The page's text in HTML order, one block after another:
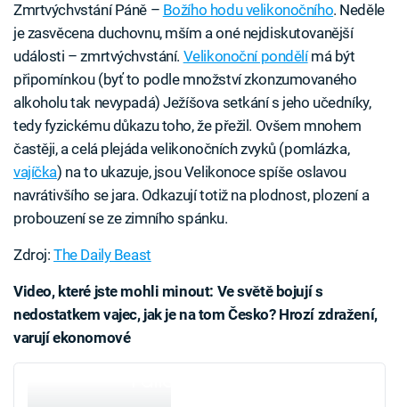
Zmrtvýchvstání Páně – Božího hodu velikonočního. Neděle
je zasvěcena duchovnu, mším a oné nejdiskutovanější
události – zmrtvýchvstání. Velikonoční pondělímá být
připomínkou (byť to podle množství zkonzumovaného
alkoholu tak nevypadá) Ježíšova setkání s jeho učedníky,
tedy fyzickému důkazu toho, že přežil. Ovšem mnohem
častěji, a celá plejáda velikonočních zvyků (pomlázka,
vajíčka) na to ukazuje, jsou Velikonoce spíše oslavou
navrátivšího se jara. Odkazují totiž na plodnost, plození a
probouzení se ze zimního spánku.
Zdroj:The Daily Beast
Video, které jste mohli minout: Ve světě bojují s
nedostatkem vajec, jak je na tom Česko? Hrozí zdražení,
varují ekonomové